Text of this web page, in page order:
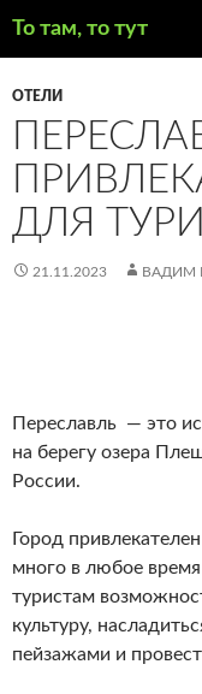
То там, то тут
СОДЕРЖИМОМУ
ОТЕЛИ
ДЛЯ
21.11.2023 ВАДИМ
Переславль — это
на берегу озера
России.
Город
много в любое
туристам
культуру,
пейзажами и